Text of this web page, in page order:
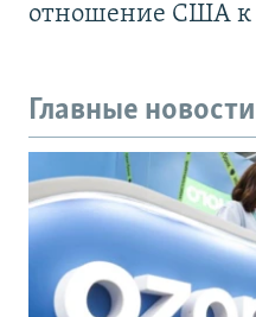
отношение США к
Главные новости